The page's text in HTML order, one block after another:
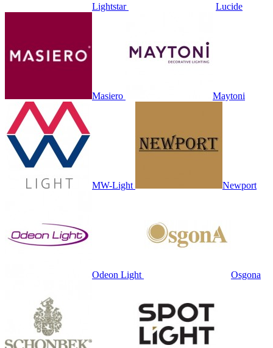
Lightstar Lucide
Masiero Maytoni
MW-Light Newport
Odeon Light Osgona